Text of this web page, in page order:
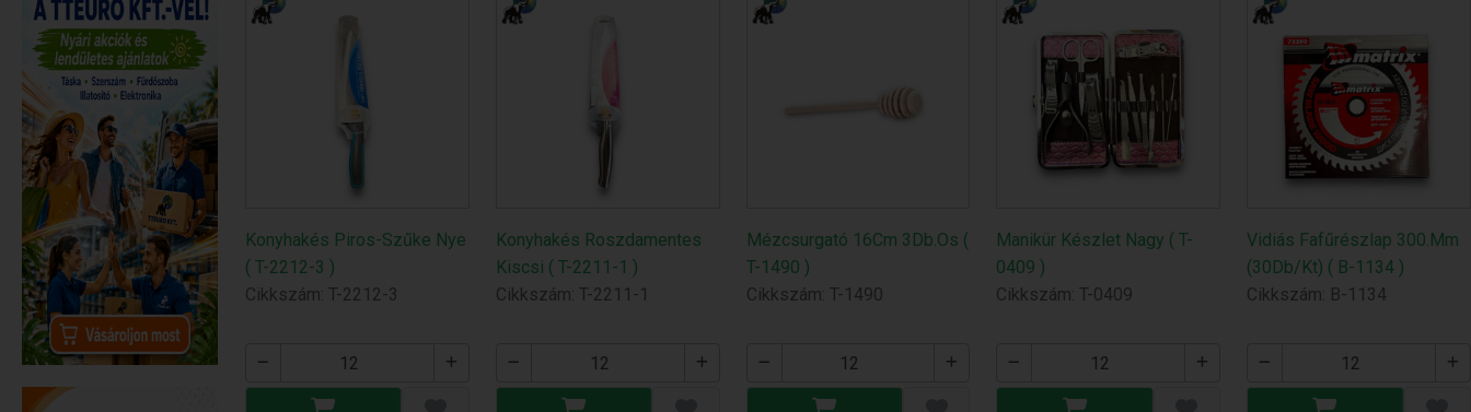
Konyhakés Piros-Szűke Nye
( T-2212-3 )
Cikkszám: T-2212-3
Konyhakés Roszdamentes
Kiscsi ( T-2211-1 )
Cikkszám: T-2211-1
Mézcsurgató 16Cm 3Db.Os (
T-1490 )
Cikkszám: T-1490
Manikür Készlet Nagy ( T-
0409 )
Cikkszám: T-0409
Vidiás Fafűrészlap 300.Mm
(30Db/Kt) ( B-1134 )
Cikkszám: B-1134